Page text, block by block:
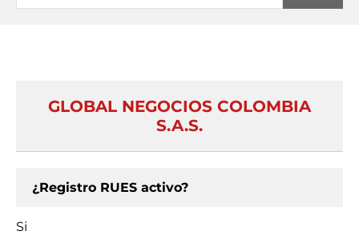
GLOBAL NEGOCIOS COLOMBIA
S.A.S.
¿Registro RUES activo?
Si